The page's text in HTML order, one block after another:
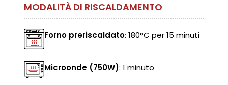
MODALITÀ DI RISCALDAMENTO
Forno preriscaldato: 180°C per 15 minuti
Microonde (750W): 1 minuto